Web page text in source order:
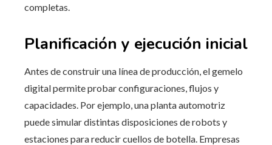
completas.
Planificación y ejecución inicial
Antes de construir una línea de producción, el gemelo
digital permite probar configuraciones, flujos y
capacidades. Por ejemplo, una planta automotriz
puede simular distintas disposiciones de robots y
estaciones para reducir cuellos de botella. Empresas